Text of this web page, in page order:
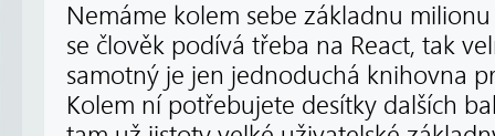
Nemáme kolem sebe základnu
se člověk podívá třeba na React, tak
samotný je jen jednoduchá knihovna
Kolem ní potřebujete desítky dalších